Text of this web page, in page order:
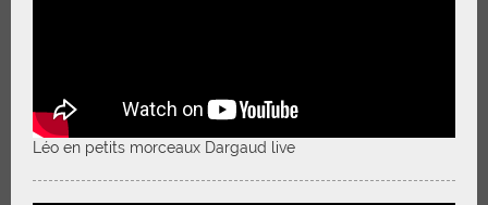
Léo en petits morceaux Dargaud live